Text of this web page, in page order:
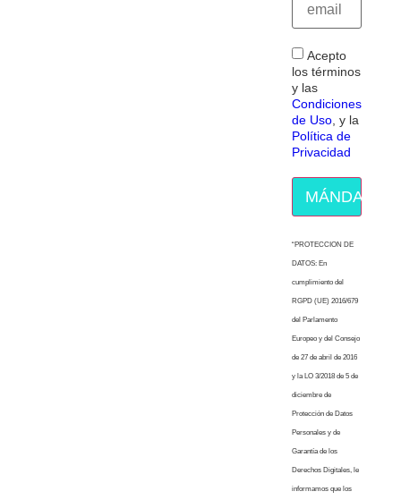
Acepto
los términos
y las
Condiciones
de Uso, y la
Política de
Privacidad
MÁNDAME
“PROTECCION DE
DATOS: En
cumplimiento del
RGPD (UE) 2016/679
del Parlamento
Europeo y del Consejo
de 27 de abril de 2016
y la LO 3/2018 de 5 de
diciembre de
Protección de Datos
Personales y de
Garantía de los
Derechos Digitales, le
informamos que los